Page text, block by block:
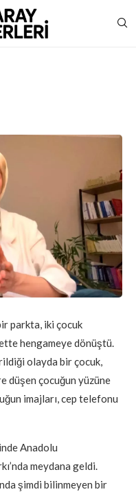
parkta, iki çocuk
hengameye dönüştü.
olayda bir çocuk,
düşen çocuğun yüzüne
imajları, cep telefonu
Anadolu
meydana geldi.
şimdi bilinmeyen bir